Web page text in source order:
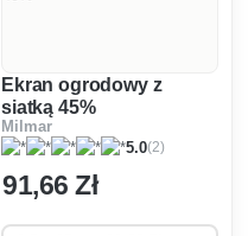
Ekran ogrodowy z
siatką 45%
Milmar
5.0(2)
91,66 Zł